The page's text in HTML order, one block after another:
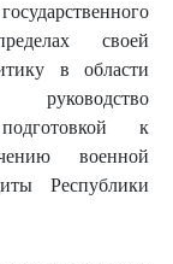
своей
в области
к
военной
Республики